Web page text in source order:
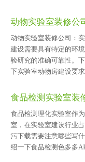
动物实验室装修公
动物实验室装修公司：
建设需要具有特定的环
验研究的准确可靠性
下实验室动物房建设要
食品检测实验室装
食品检测理化实验室作
室，在实验室建设行业
污下载需要注意哪些写什
绍一下食品检测色多多